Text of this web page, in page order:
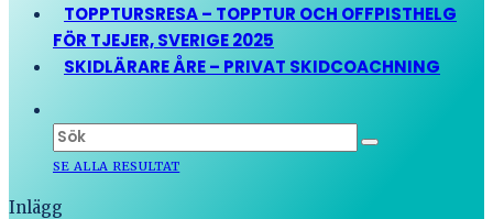
TOPPTURSRESA – TOPPTUR OCH OFFPISTHELG
FÖR TJEJER, SVERIGE 2025
SKIDLÄRARE ÅRE – PRIVAT SKIDCOACHNING
SE ALLA RESULTAT
Inlägg